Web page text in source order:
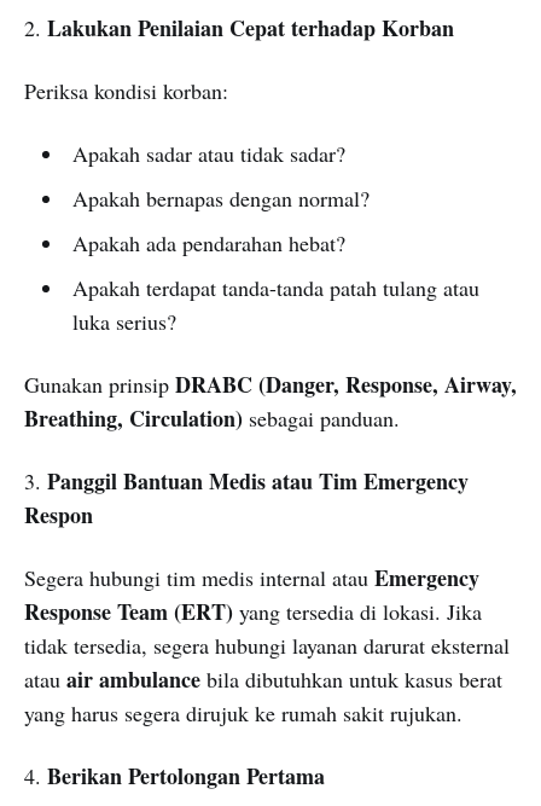
2. Lakukan Penilaian Cepat terhadap Korban
Periksa kondisi korban:
Apakah sadar atau tidak sadar?
Apakah bernapas dengan normal?
Apakah ada pendarahan hebat?
Apakah terdapat tanda-tanda patah tulang atau
luka serius?
Gunakan prinsip DRABC (Danger, Response, Airway,
Breathing, Circulation) sebagai panduan.
3. Panggil Bantuan Medis atau Tim Emergency
Respon
Segera hubungi tim medis internal atau Emergency
Response Team (ERT) yang tersedia di lokasi. Jika
tidak tersedia, segera hubungi layanan darurat eksternal
atau air ambulance bila dibutuhkan untuk kasus berat
yang harus segera dirujuk ke rumah sakit rujukan.
4. Berikan Pertolongan Pertama